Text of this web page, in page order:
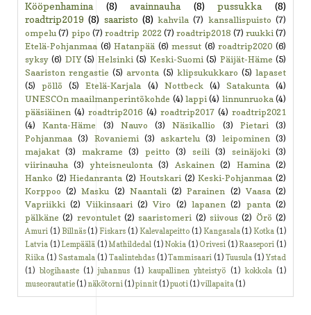
Kööpenhamina
(8) avainnauha (8) pussukka
(8)
roadtrip2019 (8) saaristo (8) kahvila (7) kansallispuisto (7)
ompelu (7) pipo (7) roadtrip 2022 (7) roadtrip2018 (7) ruukki (7)
Etelä-Pohjanmaa (6) Hatanpää (6) messut (6) roadtrip2020 (6)
syksy (6) DIY (5) Helsinki (5) Keski-Suomi (5) Päijät-Häme (5)
Saariston rengastie (5) arvonta (5) klipsukukkaro (5) lapaset
(5)
pöllö (5) Etelä-Karjala (4) Nottbeck (4) Satakunta
(4)
UNESCOn maailmanperintökohde (4) lappi (4) linnunruoka (4)
pääsiäinen (4) roadtrip2016 (4) roadtrip2017 (4) roadtrip2021
(4)
Kanta-Häme (3) Nauvo (3) Näsikallio (3) Pietari
(3)
Pohjanmaa (3) Rovaniemi (3) askartelu (3) leipominen (3)
majakat (3) makrame (3) peitto (3) seili (3) seinäjoki (3)
viirinauha (3) yhteisneulonta (3) Askainen (2) Hamina (2)
Hanko (2) Hiedanranta (2) Houtskari (2) Keski-Pohjanmaa (2)
Korppoo (2) Masku (2) Naantali (2) Parainen (2) Vaasa (2)
Vapriikki (2) Viikinsaari (2) Viro (2) lapanen (2) panta (2)
pälkäne (2) revontulet (2) saaristomeri (2) siivous (2) Örö (2)
Amuri (1) Billnäs (1) Fiskars (1) Kalevalapeitto (1) Kangasala (1) Kotka (1)
Latvia (1)Lempäälä (1)Mathildedal (1)Nokia (1) Orivesi (1)Raasepori (1)
Riika (1) Sastamala (1) Taalintehdas (1) Tammisaari (1) Tuusula (1) Ystad
(1) blogihaaste (1) juhannus (1) kaupallinen yhteistyö (1) kokkola (1)
museorautatie(1)näkötorni(1)pinnit(1)puoti(1)villapaita(1)